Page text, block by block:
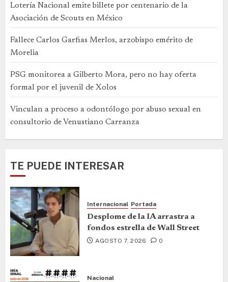
Lotería Nacional emite billete por centenario de la
Asociación de Scouts en México
Fallece Carlos Garfias Merlos, arzobispo emérito de
Morelia
PSG monitorea a Gilberto Mora, pero no hay oferta
formal por el juvenil de Xolos
Vinculan a proceso a odontólogo por abuso sexual en
consultorio de Venustiano Carranza
TE PUEDE INTERESAR
Internacional Portada
Desplome de la IA arrastra a
fondos estrella de Wall Street
AGOSTO 7, 2026 0
Nacional